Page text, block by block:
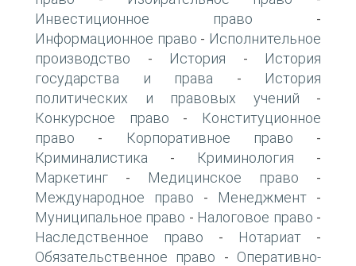
Инвестиционное право -
Информационное право - Исполнительное
производство - История -
История
государства и права -
История
политических и правовых учений -
Конкурсное право -
Конституционное
право - Корпоративное право -
Криминалистика - Криминология -
Маркетинг - Медицинское право -
Международное право - Менеджмент -
Муниципальное право - Налоговое право -
Наследственное право - Нотариат -
Обязательственное право - Оперативно-